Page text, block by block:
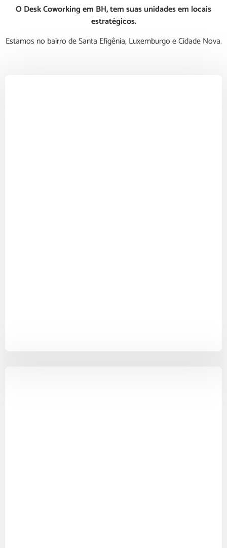
O Desk Coworking em BH, tem suas unidades em locais
estratégicos.
Estamos no bairro de Santa Efigênia, Luxemburgo e Cidade Nova.